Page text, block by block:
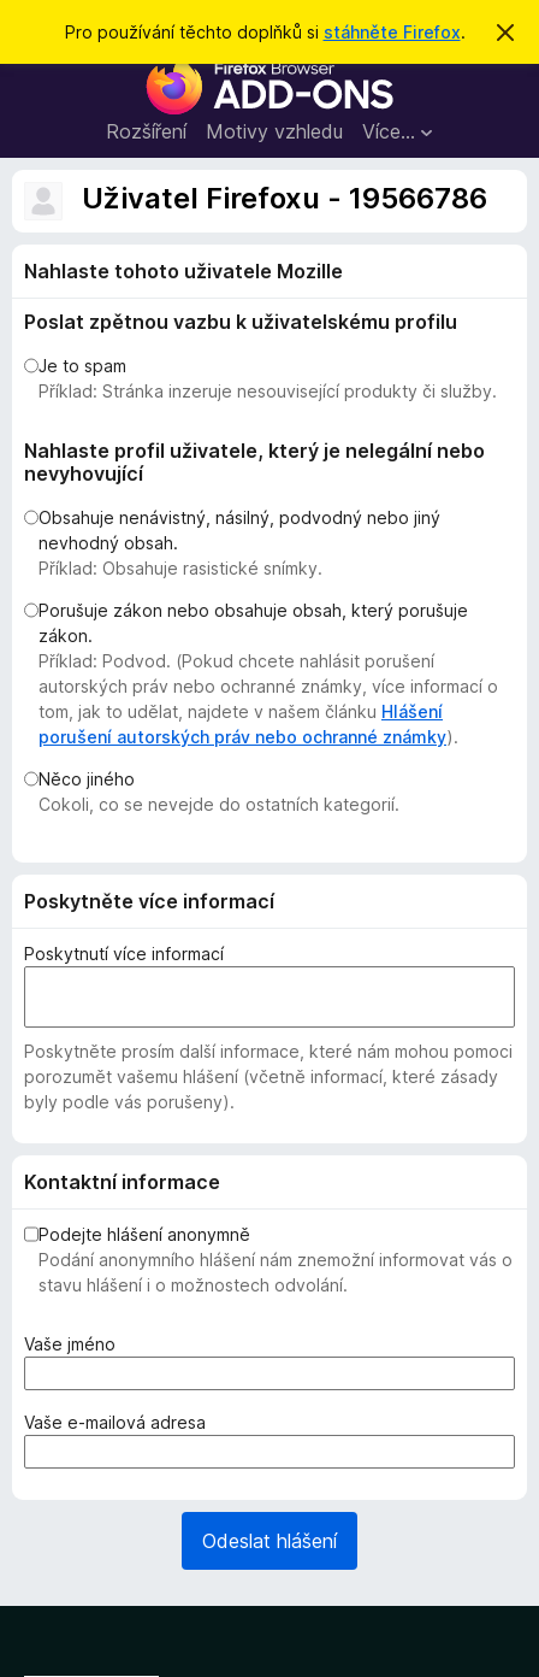
Pro používání těchto doplňků si stáhněte Firefox.
S
r
D
o
p
l
ň
k
d
p
o
l
e
č
F
r
e
f
x
Rozšíření Motivy vzhledu Více…
Přihlásit se
Uživatel Firefoxu - 19566786
Nahlaste tohoto uživatele Mozille
Poslat zpětnou vazbu k uživatelskému profilu
Je to spam
Příklad: Stránka inzeruje nesouvisející produkty či služby.
Nahlaste profil uživatele, který je nelegální nebo
nevyhovující
Obsahuje nenávistný, násilný, podvodný nebo jiný
nevhodný obsah.
Příklad: Obsahuje rasistické snímky.
Porušuje zákon nebo obsahuje obsah, který porušuje
zákon.
Příklad: Podvod. (Pokud chcete nahlásit porušení
autorských práv nebo ochranné známky, více informací o
tom, jak to udělat, najdete v našem článku Hlášení
porušení autorských práv nebo ochranné známky).
Něco jiného
Cokoli, co se nevejde do ostatních kategorií.
Poskytněte více informací
Poskytnutí více informací
Poskytněte prosím další informace, které nám mohou pomoci
porozumět vašemu hlášení (včetně informací, které zásady
byly podle vás porušeny).
Kontaktní informace
Podejte hlášení anonymně
Podání anonymního hlášení nám znemožní informovat vás o
stavu hlášení i o možnostech odvolání.
Vaše jméno
y
ž
d
Vaše e-mailová adresa
y
d
o
Odeslat hlášení